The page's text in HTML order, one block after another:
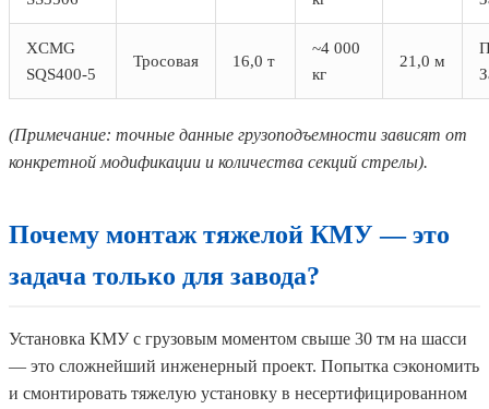
XCMG
SQS400-5
Тросовая 16,0 т
~4 000
кг
21,0 м
(Примечание: точные данные грузоподъемности зависят от
конкретной модификации и количества секций стрелы).
Почему монтаж тяжелой КМУ — это
задача только для завода?
Установка КМУ с грузовым моментом свыше 30 тм на шасси
— это сложнейший инженерный проект. Попытка сэкономить
и смонтировать тяжелую установку в несертифицированном